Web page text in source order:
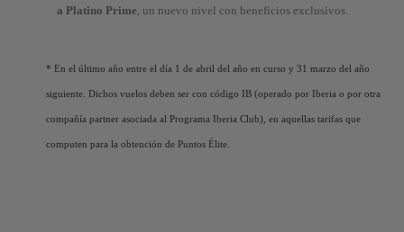
a Platino Prime , un nuevo nivel con beneficios exclusivos.
* En el último año entre el día 1 de abril del año en curso y 31 marzo del año
siguiente. Dichos vuelos deben ser con código IB (operado por Iberia o por otra
compañía partner asociada al Programa Iberia Club), en aquellas tarifas que
computen para la obtención de Puntos Élite.